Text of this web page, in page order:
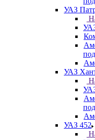
УАЗ
УАЗ
УАЗ 452